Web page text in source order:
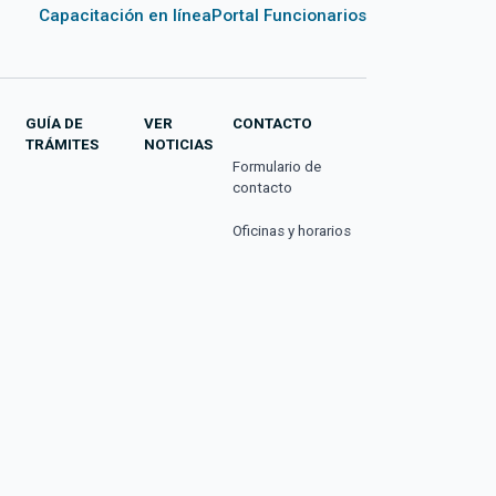
Capacitación en líneaPortal Funcionarios
GUÍA DE
TRÁMITES
VER
NOTICIAS
CONTACTO
Formulario de
contacto
Oficinas y horarios